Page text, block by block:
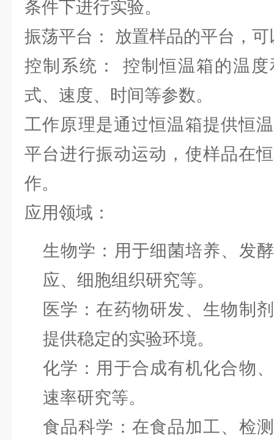
条件下进行实验。
振荡平台： 放置样品的平台，
控制系统： 控制恒温箱的温
式、速度、时间等参数。
工作原理是通过恒温箱提供恒
平台进行振动运动，使样品在
作。
应用领域：
生物学：用于细菌培养、发
应、细胞组织研究等。
医学：在药物研发、生物制
提供稳定的实验环境。
化学：用于合成有机化合物
速率研究等。
食品科学：在食品加工、检